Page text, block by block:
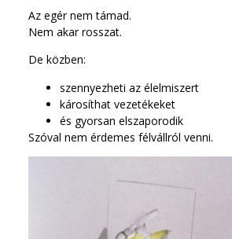
Az egér nem támad.
Nem akar rosszat.
De közben:
szennyezheti az élelmiszert
károsíthat vezetékeket
és gyorsan elszaporodik
Szóval nem érdemes félvállról venni.